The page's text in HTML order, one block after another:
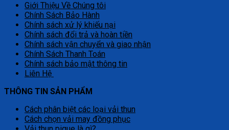
Giới Thiệu Về Chúng tôi
Chính Sách Bảo Hành
Chính sách xử lý khiếu nại
Chính sách đổi trả và hoàn tiền
Chính sách vận chuyển và giao nhận
Chính Sách Thanh Toán
Chính sách bảo mật thông tin
Liên Hệ
THÔNG TIN SẢN PHẨM
Cách phân biệt các loại vải thun
Cách chọn vải may đồng phục